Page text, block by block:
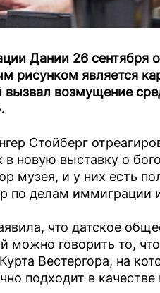
Дании 26 сентября
рисунком является
возмущение
Стойберг
в новую выставку о
музея, и у них есть
по делам иммиграции
что датское
можно говорить то,
Вестергора, на
подходит в